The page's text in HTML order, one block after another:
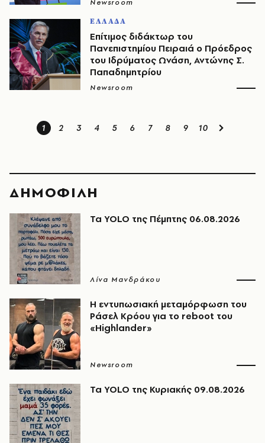
Newsroom
ΕΛΛΑΔΑ
Επίτιμος διδάκτωρ του
Πανεπιστημίου Πειραιά ο Πρόεδρος
του Ιδρύματος Ωνάση, Αντώνης Σ.
Παπαδημητρίου
Newsroom
1 2 3 4 5 6 7 8 9 10
ΔΗΜΟΦΙΛΗ
Τα YOLO της Πέμπτης 06.08.2026
Λίνα Μανδράκου
Η εντυπωσιακή μεταμόρφωση του
Ράσελ Κρόου για το reboot του
«Highlander»
Newsroom
Τα YOLO της Κυριακής 09.08.2026